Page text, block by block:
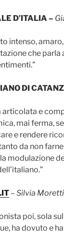
D’ITALIA –
intenso,
che
DI
articolata e
mai ferma,
e rendere
da non
modulazione
– Silvia Moretti
poi, sola
ha dovuto e